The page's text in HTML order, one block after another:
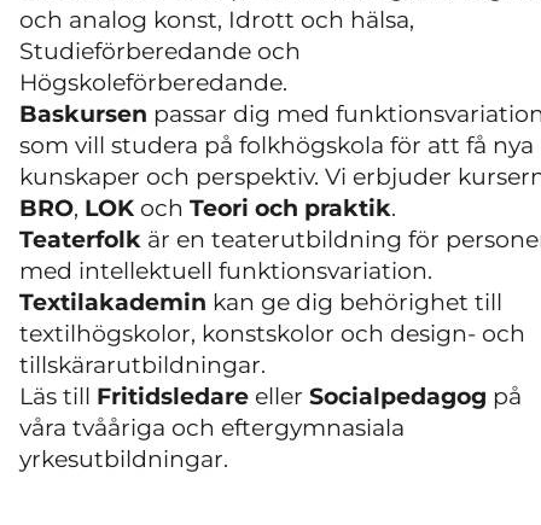
och analog konst, Idrott och hälsa,
Studieförberedande och
Högskoleförberedande.
Baskursen passar dig med
som vill studera på folkhögskola för att få nya
kunskaper och perspektiv. Vi erbjuder
BRO, LOK och Teori och praktik.
Teaterfolk är en teaterutbildning för
med intellektuell funktionsvariation.
Textilakademin kan ge dig behörighet till
textilhögskolor, konstskolor och design- och
tillskärarutbildningar.
Läs till Fritidsledare eller Socialpedagog på
våra tvååriga och eftergymnasiala
yrkesutbildningar.